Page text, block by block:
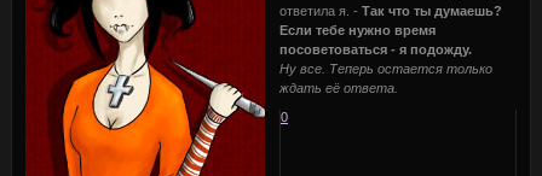
ответила я. - Так что ты думаешь?
Если тебе нужно время
посоветоваться - я подожду.
Ну все. Теперь остается только
ждать её ответа.
0